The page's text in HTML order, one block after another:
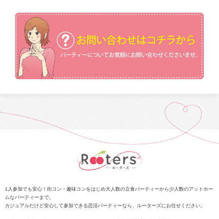
1人参加でも安心！街コン・趣味コンをはじめ大人数の立食パーティーから少人数のアットホー
ムなパーティーまで。
カジュアルだけど安心して参加できる恋活パーティーなら、ルーターズにお任せください。